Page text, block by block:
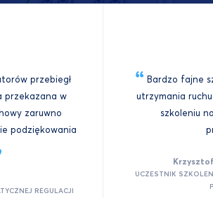
przebiegł
przekazana w
zaruwno
podziękowania
REGULACJI
Bardzo fajne
utrzymania
szkoleniu
UCZESTNIK